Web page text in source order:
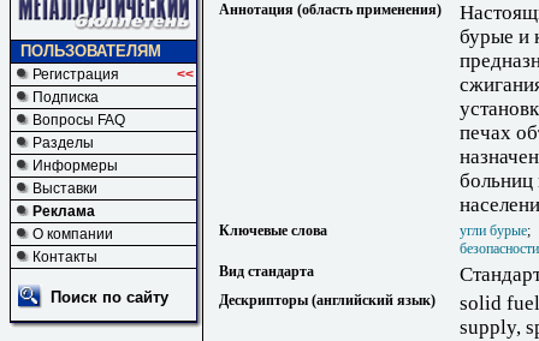
ПОЛЬЗОВАТЕЛЯМ
Регистрация
<<
Подписка
Вопросы FAQ
Разделы
Информеры
Выставки
Реклама
О компании
Контакты
Поиск по сайту
Аннотация (область применения)
бурые и
печах
Ключевые слова угли бурые
безопасности
Вид стандарта
Дескрипторы (английский язык)
solid
supply,